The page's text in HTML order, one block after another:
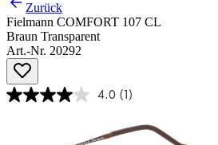
Zurück
Fielmann COMFORT 107 CL
Braun Transparent
Art.-Nr. 20292
4.0 (1)